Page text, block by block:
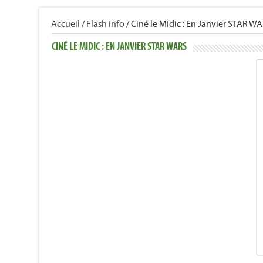
Accueil / Flash info /Ciné le Midic : En Janvier STAR
CINÉ LE MIDIC : EN JANVIER STAR WARS